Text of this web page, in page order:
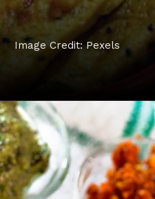
Image Credit: Pexels